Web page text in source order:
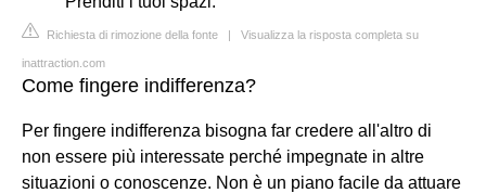
Richiesta di rimozione della fonte | Visualizza la risposta completa su
inattraction.com
Come fingere indifferenza?
Per fingere indifferenza bisogna far credere all'altro di
non essere più interessate perché impegnate in altre
situazioni o conoscenze. Non è un piano facile da attuare